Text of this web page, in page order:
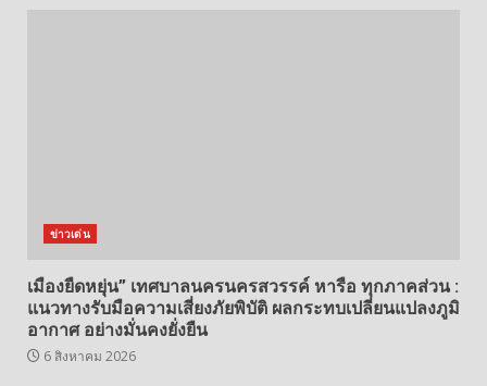
ข่าวเด่น
เมืองยืดหยุ่น” เทศบาลนครนครสวรรค์ หารือ ทุกภาคส่วน :
แนวทางรับมือความเสี่ยงภัยพิบัติ ผลกระทบเปลี่ยนแปลงภูมิ
อากาศ อย่างมั่นคงยั่งยืน
6 สิงหาคม 2026